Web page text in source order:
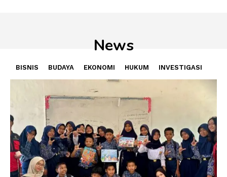
News
BISNIS BUDAYA EKONOMI HUKUM INVESTIGASI